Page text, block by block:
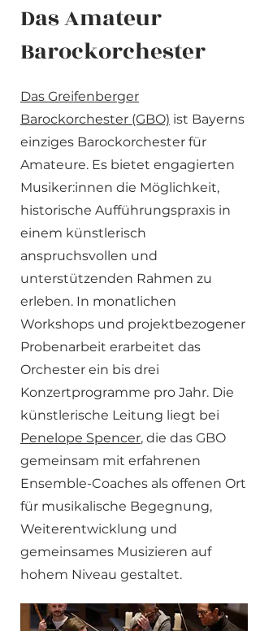
Das Amateur
Barockorchester
Das Greifenberger
Barockorchester (GBO) ist Bayerns
einziges Barockorchester für
Amateure. Es bietet engagierten
Musiker:innen die Möglichkeit,
historische Aufführungspraxis in
einem künstlerisch
anspruchsvollen und
unterstützenden Rahmen zu
erleben. In monatlichen
Workshops und projektbezogener
Probenarbeit erarbeitet das
Orchester ein bis drei
Konzertprogramme pro Jahr. Die
künstlerische Leitung liegt bei
Penelope Spencer, die das GBO
gemeinsam mit erfahrenen
Ensemble-Coaches als offenen Ort
für musikalische Begegnung,
Weiterentwicklung und
gemeinsames Musizieren auf
hohem Niveau gestaltet.